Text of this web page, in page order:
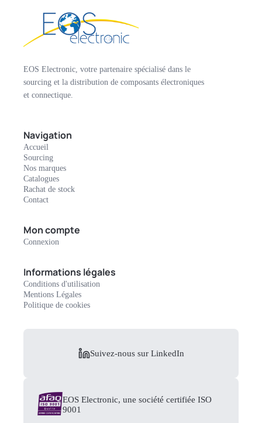
EOS Electronic, votre partenaire spécialisé dans le
sourcing et la distribution de composants électroniques
et connectique.
Navigation
Accueil
Sourcing
Nos marques
Catalogues
Rachat de stock
Contact
Mon compte
Connexion
Informations légales
Conditions d'utilisation
Mentions Légales
Politique de cookies
Suivez-nous sur LinkedIn
EOS Electronic, une société certifiée ISO
9001